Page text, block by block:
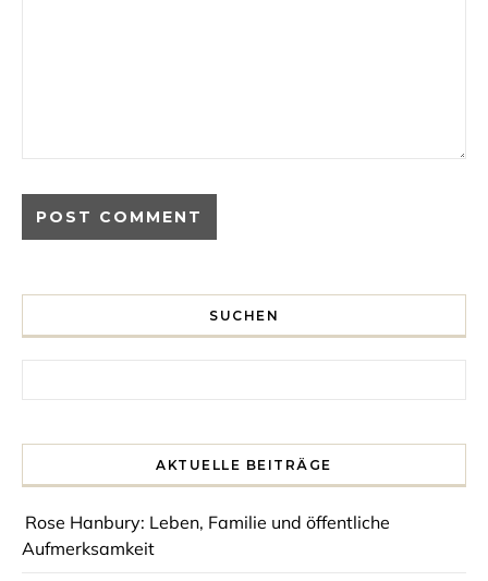
SUCHEN
AKTUELLE BEITRÄGE
Rose Hanbury: Leben, Familie und öffentliche
Aufmerksamkeit